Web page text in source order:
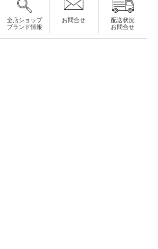
全店ショップ
ブランド情報
お問合せ
配送状況
お問合せ